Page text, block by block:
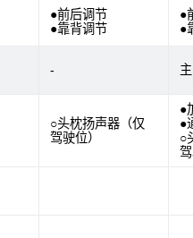
●前后调节
●靠背调节
●
●
-
○头枕扬声器（仅
驾驶位）
●
●
○